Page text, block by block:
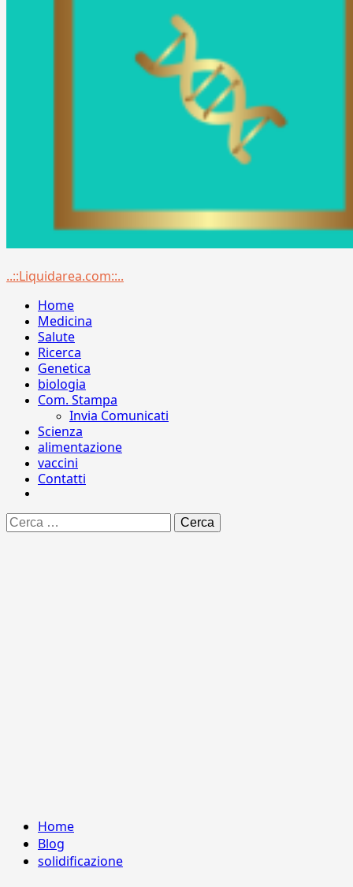
Menu
..::Liquidarea.com::..
Home
Medicina
Salute
Ricerca
Genetica
biologia
Com. Stampa
Invia Comunicati
Scienza
alimentazione
vaccini
Contatti
Ricerca
per:
Home
Blog
solidificazione